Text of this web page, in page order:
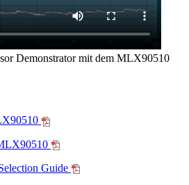
Demonstrator mit dem MLX90510
Guide